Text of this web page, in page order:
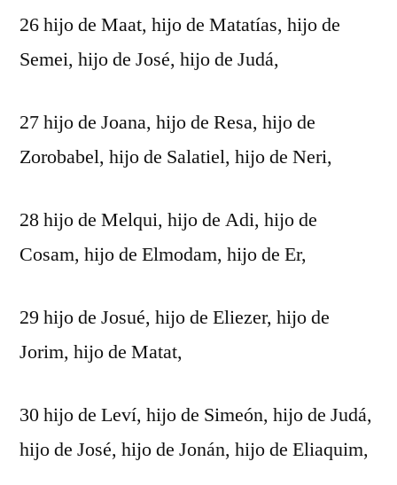
26 hijo de Maat, hijo de Matatías, hijo de
Semei, hijo de José, hijo de Judá,
27 hijo de Joana, hijo de Resa, hijo de
Zorobabel, hijo de Salatiel, hijo de Neri,
28 hijo de Melqui, hijo de Adi, hijo de
Cosam, hijo de Elmodam, hijo de Er,
29 hijo de Josué, hijo de Eliezer, hijo de
Jorim, hijo de Matat,
30 hijo de Leví, hijo de Simeón, hijo de Judá,
hijo de José, hijo de Jonán, hijo de Eliaquim,